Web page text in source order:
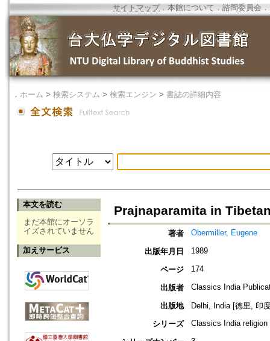
サイトマップ．本館について ． 諮問委員会 ．
． ホーム > 検索システム > 検索エンジン > 書誌の詳細内容
本文を読む
まだ本館にオーソラ
イズされていません
加えサービス
Prajnaparamita in
著者 Obermiller, Eugene
出版年月日 1989
ページ 174
出版者 Classics India
出版地
Delhi, India [德里, 印
シリーズ
Classics India